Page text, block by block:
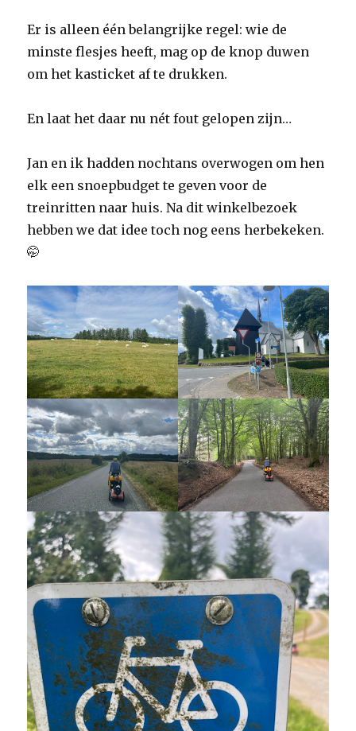
Er is alleen één belangrijke regel: wie de
minste flesjes heeft, mag op de knop duwen
om het kasticket af te drukken.
En laat het daar nu nét fout gelopen zijn…
Jan en ik hadden nochtans overwogen om hen
elk een snoepbudget te geven voor de
treinritten naar huis. Na dit winkelbezoek
hebben we dat idee toch nog eens herbekeken.
🤭